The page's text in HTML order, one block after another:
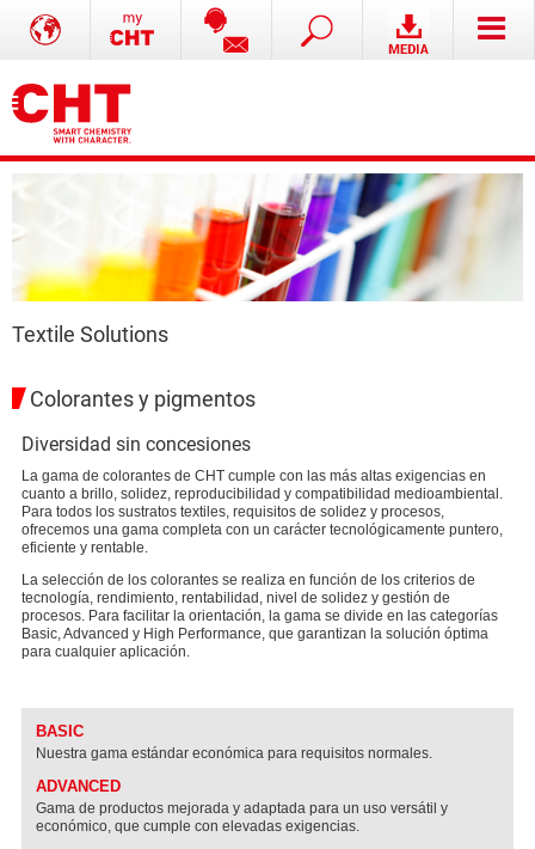
Textile Solutions
Colorantes y pigmentos
Diversidad sin concesiones
La gama de colorantes de CHT cumple con las más altas exigencias en
cuanto a brillo, solidez, reproducibilidad y compatibilidad medioambiental.
Para todos los sustratos textiles, requisitos de solidez y procesos,
ofrecemos una gama completa con un carácter tecnológicamente puntero,
eficiente y rentable.
La selección de los colorantes se realiza en función de los criterios de
tecnología, rendimiento, rentabilidad, nivel de solidez y gestión de
procesos. Para facilitar la orientación, la gama se divide en las categorías
Basic, Advanced y High Performance, que garantizan la solución óptima
para cualquier aplicación.
BASIC
Nuestra gama estándar económica para requisitos normales.
ADVANCED
Gama de productos mejorada y adaptada para un uso versátil y
económico, que cumple con elevadas exigencias.